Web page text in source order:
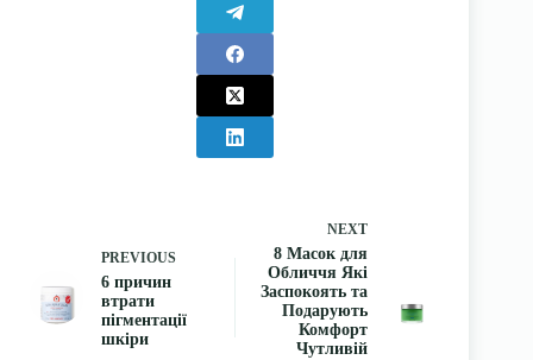
PREVIOUS
6 причин
втрати
пігментації
шкіри
NEXT
8 Масок для
Обличчя Які
Заспокоять та
Подарують
Комфорт
Чутливій